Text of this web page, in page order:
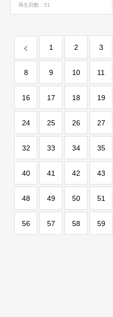
STEP05】
再生回数：51
1 2 3
8 9 10 11
16 17 18 19
24 25 26 27
32 33 34 35
40 41 42 43
48 49 50 51
56 57 58 59